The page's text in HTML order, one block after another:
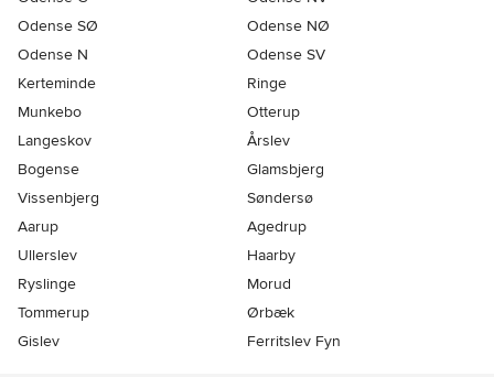
Odense SØ
Odense NØ
Odense N
Odense SV
Kerteminde
Ringe
Munkebo
Otterup
Langeskov
Årslev
Bogense
Glamsbjerg
Vissenbjerg
Søndersø
Aarup
Agedrup
Ullerslev
Haarby
Ryslinge
Morud
Tommerup
Ørbæk
Gislev
Ferritslev Fyn